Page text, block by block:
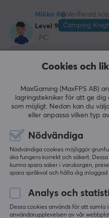
BATTERI
Batteritid
25 h
Membranstorlek
40 mm
Sluten
Formfaktor
Over-ear
Färg
Svart
Mikko R
Verifierad
Level 9
Camping
PC
Ett rimligt bra produkt
latens på 2-3 ms, och
endast användas i
passivt läge är utmärkt,
i ANC-läget, men ANC
svettas mer än mina
medan hörlurarna är 11
aktiva sidan har svikit,
passivt läge och jag
dagar!
Överkomligt pris
Cookies och
MaxGaming (MaxFPS AB)
lagringstekniker för att ge
som möjligt. Nedan kan du
eller anpassa vilken typ
Nödvändiga
Nödvändiga cookies möjliggör
ska fungera korrekt och säkert.
kunna spara saker i varukorgen,
spara språkval och hålla dig
Analys och
Dessa cookies används för att
användarupplevelsen av vår